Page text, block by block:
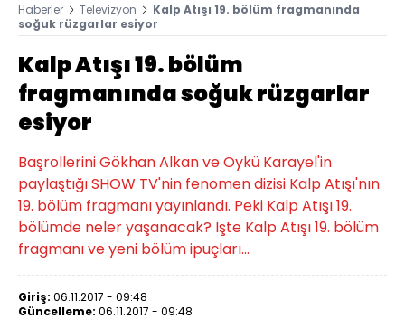
Haberler Televizyon
Kalp Atışı 19. bölüm fragmanında
soğuk rüzgarlar esiyor
Kalp Atışı 19. bölüm
fragmanında soğuk rüzgarlar
esiyor
Başrollerini Gökhan Alkan ve Öykü Karayel'in
paylaştığı SHOW TV'nin fenomen dizisi Kalp Atışı'nın
19. bölüm fragmanı yayınlandı. Peki Kalp Atışı 19.
bölümde neler yaşanacak? İşte Kalp Atışı 19. bölüm
fragmanı ve yeni bölüm ipuçları...
Giriş: 06.11.2017 - 09:48
Güncelleme: 06.11.2017 - 09:48